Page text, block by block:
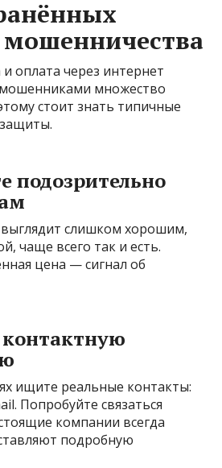
оплата через интернет
множество
стоит знать типичные
подозрительно
слишком хорошим,
чаще всего так и есть.
цена — сигнал об
ищите реальные контакты:
Попробуйте связаться
компании всегда
подробную